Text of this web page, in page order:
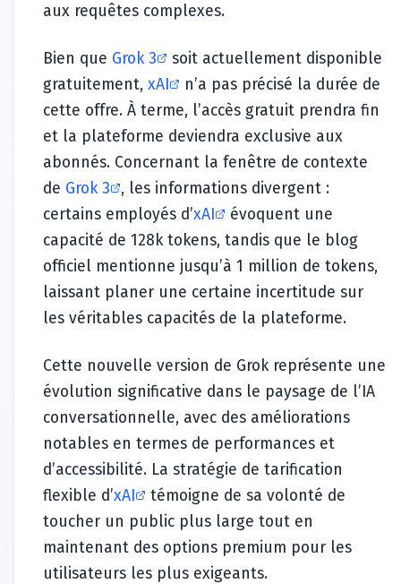
aux requêtes complexes.
Bien que Grok 3
soit actuellement disponible
gratuitement, xAI
n’a pas précisé la durée de
cette offre. À terme, l’accès gratuit prendra fin
et la plateforme deviendra exclusive aux
abonnés. Concernant la fenêtre de contexte
de Grok 3
, les informations divergent :
certains employés d’xAI
évoquent une
capacité de 128k tokens, tandis que le blog
officiel mentionne jusqu’à 1 million de tokens,
laissant planer une certaine incertitude sur
les véritables capacités de la plateforme.
Cette nouvelle version de Grok représente une
évolution significative dans le paysage de l’IA
conversationnelle, avec des améliorations
notables en termes de performances et
d’accessibilité. La stratégie de tarification
flexible d’xAI
témoigne de sa volonté de
toucher un public plus large tout en
maintenant des options premium pour les
utilisateurs les plus exigeants.